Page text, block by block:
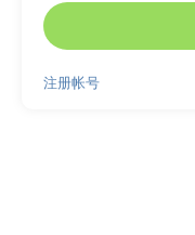
注册帐号